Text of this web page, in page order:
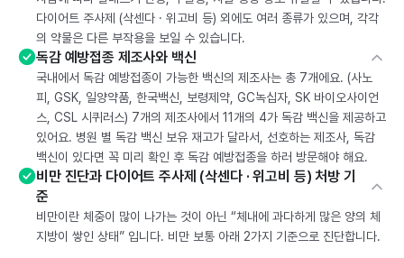
다이어트 주사제 (삭센다 · 위고비 등) 외에도 여러 종류가 있으며, 각각
의 약물은 다른 부작용을 보일 수 있습니다.
독감 예방접종 제조사와 백신
국내에서 독감 예방접종이 가능한 백신의 제조사는 총 7개에요. (사노
피, GSK, 일양약품, 한국백신, 보령제약, GC녹십자, SK 바이오사이언
스, CSL 시퀴러스) 7개의 제조사에서 11개의 4가 독감 백신을 제공하고
있어요. 병원 별 독감 백신 보유 재고가 달라서, 선호하는 제조사, 독감
백신이 있다면 꼭 미리 확인 후 독감 예방접종을 하러 방문해야 해요.
비만 진단과 다이어트 주사제 (삭센다 · 위고비 등) 처방 기
준
비만이란 체중이 많이 나가는 것이 아닌 “체내에 과다하게 많은 양의 체
지방이 쌓인 상태” 입니다. 비만 보통 아래 2가지 기준으로 진단합니다.